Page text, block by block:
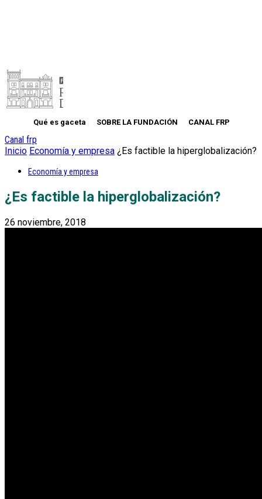
Qué es gaceta SOBRE LA FUNDACIÓN CANAL FRP
Canal frp
Inicio Economía y empresa ¿Es factible la hiperglobalización?
Economía y empresa
¿Es factible la hiperglobalización?
26 noviembre, 2018